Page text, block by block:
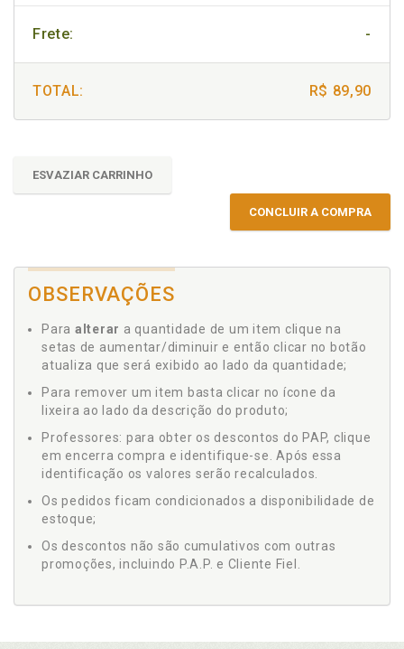
Frete: -
TOTAL: R$ 89,90
ESVAZIAR CARRINHO
CONCLUIR A COMPRA
OBSERVAÇÕES
Para alterar a quantidade de um item clique na
setas de aumentar/diminuir e então clicar no botão
atualiza que será exibido ao lado da quantidade;
Para remover um item basta clicar no ícone da
lixeira ao lado da descrição do produto;
Professores: para obter os descontos do PAP, clique
em encerra compra e identifique-se. Após essa
identificação os valores serão recalculados.
Os pedidos ficam condicionados a disponibilidade de
estoque;
Os descontos não são cumulativos com outras
promoções, incluindo P.A.P. e Cliente Fiel.